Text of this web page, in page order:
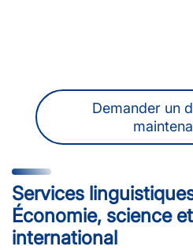
Demander un
Services
Économie, science
international